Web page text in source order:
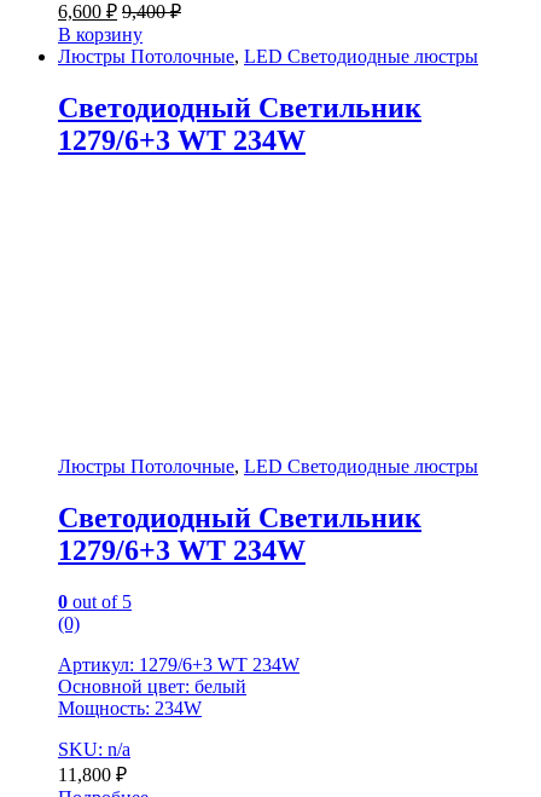
6,600 ₽ 9,400₽
В корзину
Люстры Потолочные, LED Светодиодные люстры
Светодиодный Светильник
1279/6+3 WT 234W
Люстры Потолочные, LED Светодиодные люстры
Светодиодный Светильник
1279/6+3 WT 234W
0 out of 5
(0)
Артикул: 1279/6+3 WT 234W
Основной цвет: белый
Мощность: 234W
SKU: n/a
11,800 ₽